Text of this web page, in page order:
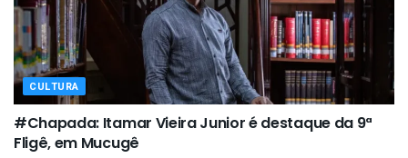
CULTURA
#Chapada: Itamar Vieira Junior é destaque da 9ª
Fligê, em Mucugê